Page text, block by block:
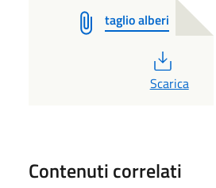
taglio alberi
PDF
Scarica
Contenuti correlati